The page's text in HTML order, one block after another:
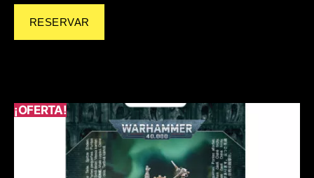
RESERVAR
¡OFERTA!